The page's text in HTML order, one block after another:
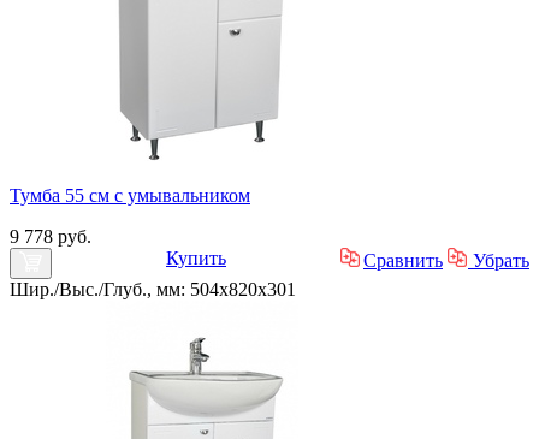
Тумба 55 см с умывальником
9 778 руб.
Купить
Сравнить
Убрать
Шир./Выс./Глуб., мм: 504x820x301